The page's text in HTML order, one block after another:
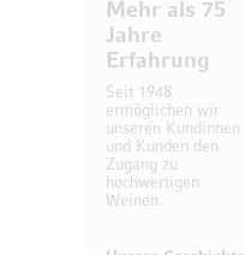
Mehr als 75
Jahre
Erfahrung
Seit 1948
ermöglichen wir
unseren Kundinnen
und Kunden den
Zugang zu
hochwertigen
Weinen.